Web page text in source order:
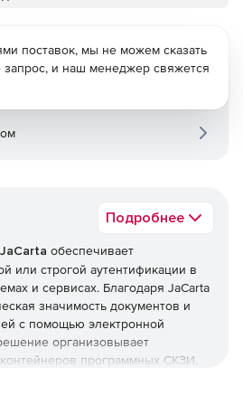
Подробнее
JaCarta обеспечивает
или строгой аутентификации в
и сервисах. Благодаря JaCarta
значимость документов и
с помощью электронной
организовывает
программных СКЗИ,
поставок, мы не можем сказать
запрос, и наш менеджер свяжется